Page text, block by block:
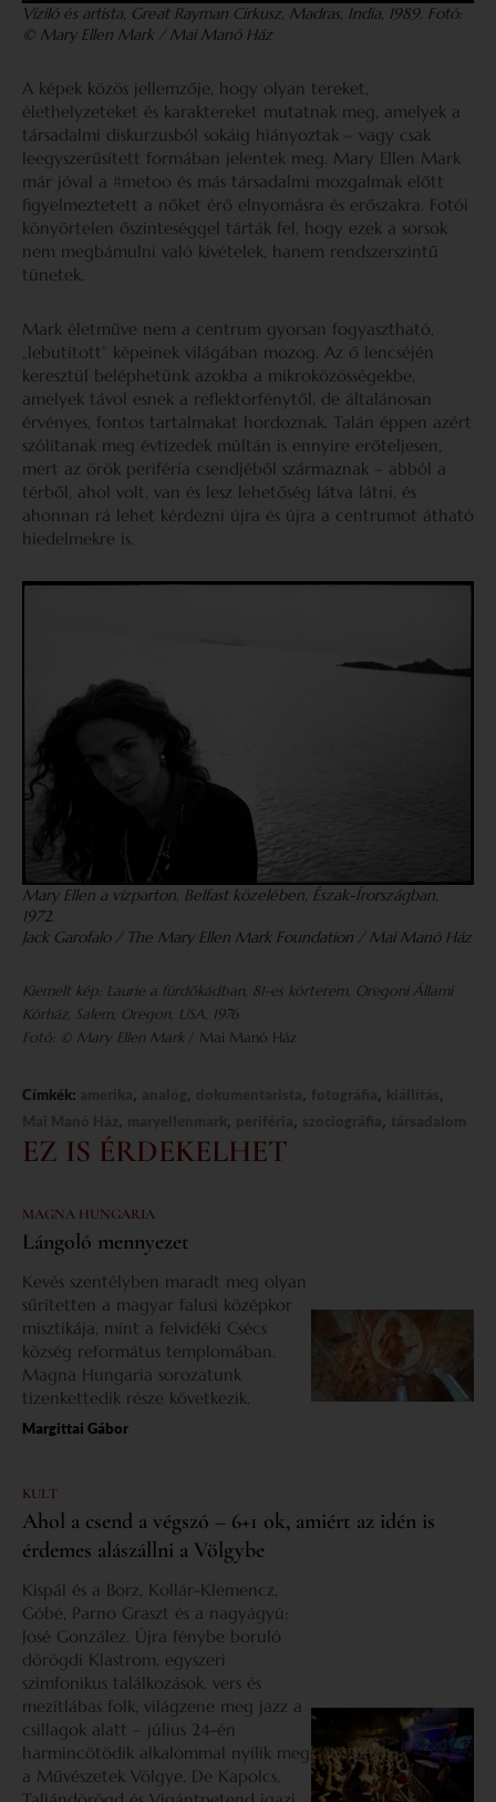
Víziló és artista, Great Rayman Cirkusz, Madras, India, 1989. Fotó:
© Mary Ellen Mark / Mai Manó Ház
A képek közös jellemzője, hogy olyan tereket,
élethelyzeteket és karaktereket mutatnak meg, amelyek a
társadalmi diskurzusból sokáig hiányoztak – vagy csak
leegyszerűsített formában jelentek meg. Mary Ellen Mark
már jóval a #metoo és más társadalmi mozgalmak előtt
figyelmeztetett a nőket érő elnyomásra és erőszakra. Fotói
könyörtelen őszinteséggel tárták fel, hogy ezek a sorsok
nem megbámulni való kivételek, hanem rendszerszintű
tünetek.
Mark életműve nem a centrum gyorsan fogyasztható,
„lebutított” képeinek világában mozog. Az ő lencséjén
keresztül beléphetünk azokba a mikroközösségekbe,
amelyek távol esnek a reflektorfénytől, de általánosan
érvényes, fontos tartalmakat hordoznak. Talán éppen azért
szólítanak meg évtizedek múltán is ennyire erőteljesen,
mert az örök periféria csendjéből származnak – abból a
térből, ahol volt, van és lesz lehetőség látva látni, és
ahonnan rá lehet kérdezni újra és újra a centrumot átható
hiedelmekre is.
Mary Ellen a vízparton, Belfast közelében, Észak-Írországban,
1972.
Jack Garofalo / The Mary Ellen Mark Foundation / Mai Manó Ház
Kiemelt kép: Laurie a fürdőkádban, 81-es kórterem, Oregoni Állami
Kórház, Salem, Oregon, USA, 1976
Fotó: © Mary Ellen Mark / Mai Manó Ház
Címkék: , , , , ,
, , , ,
EZ IS ÉRDEKELHET
MAGNA HUNGARIA
Lángoló mennyezet
Kevés szentélyben maradt meg olyan
sűrítetten a magyar falusi középkor
misztikája, mint a felvidéki Csécs
község református templomában.
Magna Hungaria sorozatunk
tizenkettedik része következik.
Margittai Gábor
KULT
Ahol a csend a végszó – 6+1 ok, amiért az idén is
érdemes alászállni a Völgybe
Kispál és a Borz, Kollár-Klemencz,
Góbé, Parno Graszt és a nagyágyú:
José González. Újra fénybe boruló
dörögdi Klastrom, egyszeri
szimfonikus találkozások, vers és
mezítlábas folk, világzene meg jazz a
csillagok alatt – július 24-én
harmincötödik alkalommal nyílik meg
a Művészetek Völgye. De Kapolcs,